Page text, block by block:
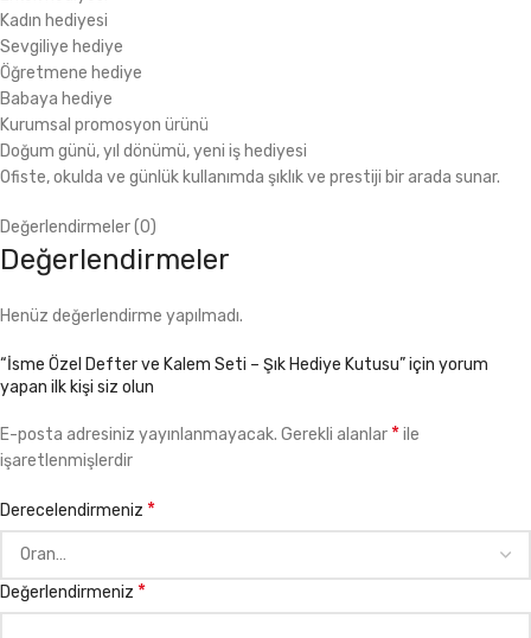
Kadın hediyesi
Sevgiliye hediye
Öğretmene hediye
Babaya hediye
Kurumsal promosyon ürünü
Doğum günü, yıl dönümü, yeni iş hediyesi
Ofiste, okulda ve günlük kullanımda şıklık ve prestiji bir arada sunar.
Değerlendirmeler (0)
Değerlendirmeler
Henüz değerlendirme yapılmadı.
“İsme Özel Defter ve Kalem Seti – Şık Hediye Kutusu” için yorum
yapan ilk kişi siz olun
E-posta adresiniz yayınlanmayacak. Gerekli alanlar *ile
işaretlenmişlerdir
Derecelendirmeniz *
Değerlendirmeniz *